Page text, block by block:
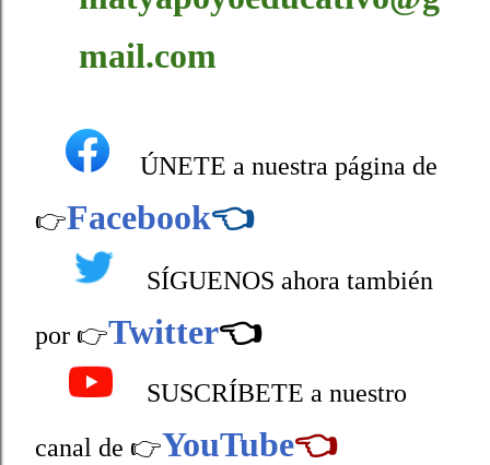
mail.com
ÚNETE a nuestra página de
👉Facebook👈
SÍGUENOS ahora también
por 👉Twitter👈
SUSCRÍBETE a nuestro
canal de 👉YouTube👈